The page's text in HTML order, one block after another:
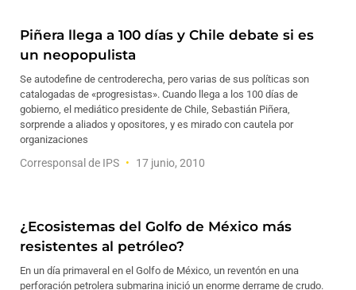
Piñera llega a 100 días y Chile debate si es
un neopopulista
Se autodefine de centroderecha, pero varias de sus políticas son
catalogadas de «progresistas». Cuando llega a los 100 días de
gobierno, el mediático presidente de Chile, Sebastián Piñera,
sorprende a aliados y opositores, y es mirado con cautela por
organizaciones
Corresponsal de IPS 17 junio, 2010
¿Ecosistemas del Golfo de México más
resistentes al petróleo?
En un día primaveral en el Golfo de México, un reventón en una
perforación petrolera submarina inició un enorme derrame de crudo.